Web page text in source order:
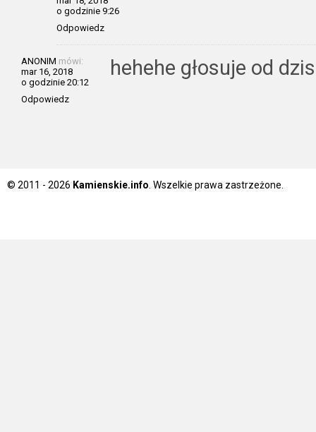
o godzinie 9:26
Odpowiedz
ANONIM mówi:
mar 16, 2018
o godzinie 20:12
Odpowiedz
hehehe głosuje od
© 2011 - 2026 Kamienskie.info. Wszelkie prawa zastrzeżone.